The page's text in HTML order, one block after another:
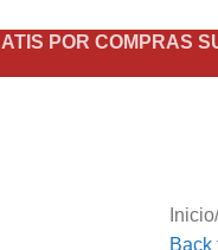
POR COMPRAS
Inicio/
Back